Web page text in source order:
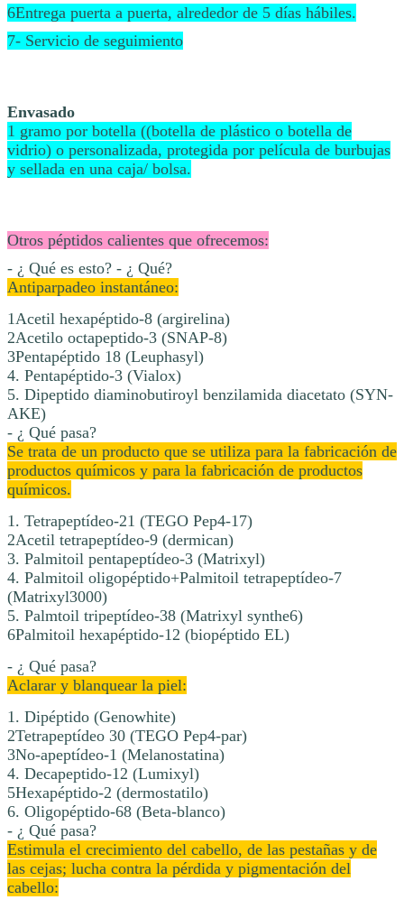
6Entrega puerta a puerta, alrededor de 5 días hábiles.
7- Servicio de seguimiento
Envasado
1 gramo por botella ((botella de plástico o botella de
vidrio) o personalizada, protegida por película de burbujas
y sellada en una caja/ bolsa.
Otros péptidos calientes que ofrecemos:
- ¿ Qué es esto? - ¿ Qué?
Antiparpadeo instantáneo:
1Acetil hexapéptido-8 (argirelina)
2Acetilo octapeptido-3 (SNAP-8)
3Pentapéptido 18 (Leuphasyl)
4. Pentapéptido-3 (Vialox)
5. Dipeptido diaminobutiroyl benzilamida diacetato (SYN-
AKE)
- ¿ Qué pasa?
Se trata de un producto que se utiliza para la fabricación de
productos químicos y para la fabricación de productos
químicos.
1. Tetrapeptídeo-21 (TEGO Pep4-17)
2Acetil tetrapeptídeo-9 (dermican)
3. Palmitoil pentapeptídeo-3 (Matrixyl)
4. Palmitoil oligopéptido+Palmitoil tetrapeptídeo-7
(Matrixyl3000)
5. Palmtoil tripeptídeo-38 (Matrixyl synthe6)
6Palmitoil hexapéptido-12 (biopéptido EL)
- ¿ Qué pasa?
Aclarar y blanquear la piel:
1. Dipéptido (Genowhite)
2Tetrapeptídeo 30 (TEGO Pep4-par)
3No-apeptídeo-1 (Melanostatina)
4. Decapeptido-12 (Lumixyl)
5Hexapéptido-2 (dermostatilo)
6. Oligopéptido-68 (Beta-blanco)
- ¿ Qué pasa?
Estimula el crecimiento del cabello, de las pestañas y de
las cejas; lucha contra la pérdida y pigmentación del
cabello: